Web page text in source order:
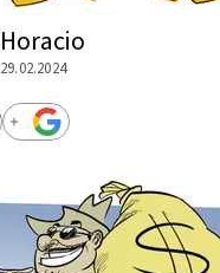
Horacio
29.02.2024